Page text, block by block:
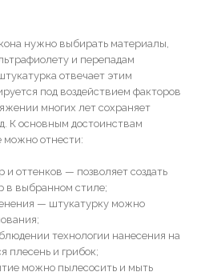
нужно выбирать материалы,
и перепадам
отвечает этим
под воздействием факторов
многих лет сохраняет
К основным достоинствам
можно отнести:
оттенков — позволяет создать
в выбранном стиле;
— штукатурку можно
технологии нанесения на
плесень и грибок;
можно пылесосить и мыть